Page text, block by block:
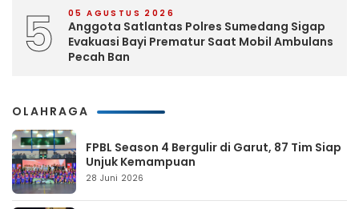
5 05 AGUSTUS 2026
Anggota Satlantas Polres Sumedang Sigap
Evakuasi Bayi Prematur Saat Mobil Ambulans
Pecah Ban
OLAHRAGA
FPBL Season 4 Bergulir di Garut, 87 Tim Siap
Unjuk Kemampuan
28 Juni 2026